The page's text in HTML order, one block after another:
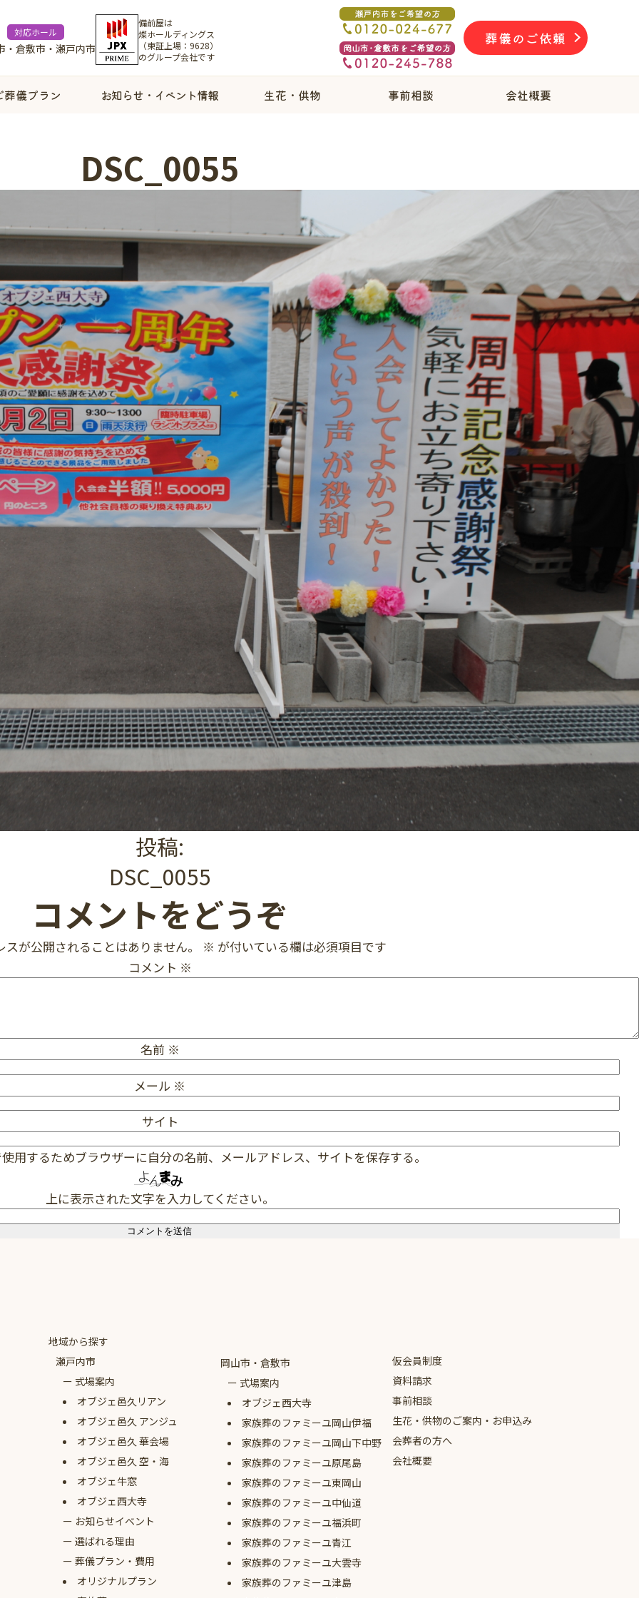
対応ホール
・倉敷市・瀬戸内市
備前屋は
燦ホールディングス
（東証上場：9628）
のグループ会社です
葬儀のご依頼
葬儀プラン お知らせ・イベント情報 生花・供物 事前相談 会社概要
DSC_0055
投稿:
DSC_0055
コメントをどうぞ
スが公開されることはありません。 ※ が付いている欄は必須項目です
コメント ※
名前 ※
メール ※
サイト
用するためブラウザーに自分の名前、メールアドレス、サイトを保存する。
上に表示された文字を入力してください。
地域から探す
瀬戸内市
式場案内
オブジェ邑久リアン
オブジェ邑久 アンジュ
オブジェ邑久 華会場
オブジェ邑久 空・海
オブジェ牛窓
オブジェ西大寺
お知らせイベント
選ばれる理由
葬儀プラン・費用
オリジナルプラン
岡山市・倉敷市
式場案内
オブジェ西大寺
家族葬のファミーユ岡山伊福
家族葬のファミーユ岡山下中野
家族葬のファミーユ原尾島
家族葬のファミーユ東岡山
家族葬のファミーユ中仙道
家族葬のファミーユ福浜町
家族葬のファミーユ青江
家族葬のファミーユ大雲寺
家族葬のファミーユ津島
仮会員制度
資料請求
事前相談
生花・供物のご案内・お申込み
会葬者の方へ
会社概要